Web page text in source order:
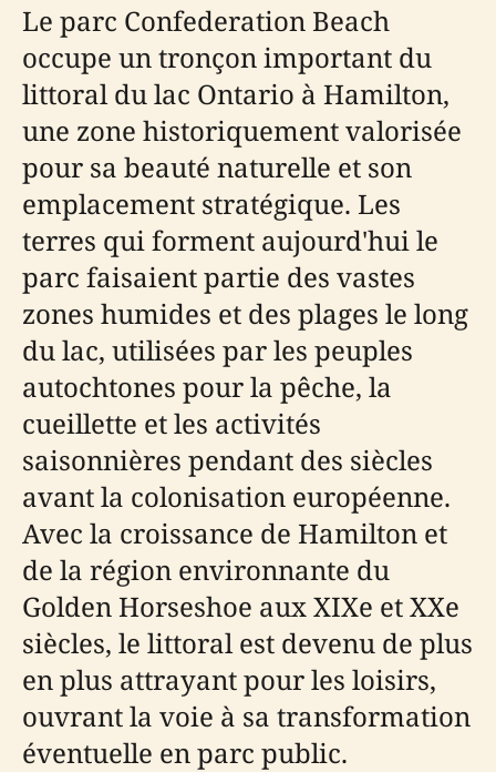
Le parc Confederation Beach
occupe un tronçon important du
littoral du lac Ontario à Hamilton,
une zone historiquement valorisée
pour sa beauté naturelle et son
emplacement stratégique. Les
terres qui forment aujourd'hui le
parc faisaient partie des vastes
zones humides et des plages le long
du lac, utilisées par les peuples
autochtones pour la pêche, la
cueillette et les activités
saisonnières pendant des siècles
avant la colonisation européenne.
Avec la croissance de Hamilton et
de la région environnante du
Golden Horseshoe aux XIXe et XXe
siècles, le littoral est devenu de plus
en plus attrayant pour les loisirs,
ouvrant la voie à sa transformation
éventuelle en parc public.